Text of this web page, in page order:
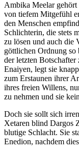
Ambika Meelar gehört
von tiefem Mitgefühl
den Menschen
Schlichterin, die stets
zu lösen und auch die
göttlichen Ordnung so
der letzten
Enaiyen, legt sie
zum Erstaunen ihrer
ihres freien Willens,
zu nehmen und sie
Doch sie sollt sich
Xetaren blind Dargos
blutige Schlacht. Sie
Enedion, nachdem